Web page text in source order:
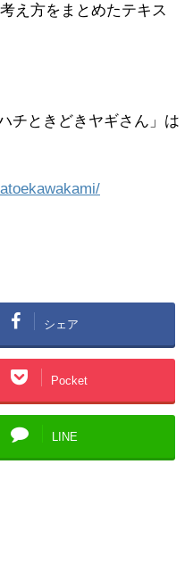
え方をまとめたテキス
チときどきヤギさん」は
シェア
Pocket
LINE